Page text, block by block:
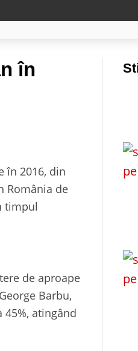
în
în 2016, din
România de
timpul
de aproape
Barbu,
atingând